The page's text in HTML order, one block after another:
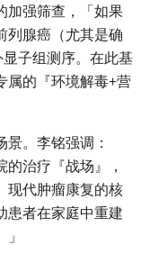
加强筛查，「如果
列腺癌（尤其是确
子组测序。在此基
属的『环境解毒+营
。李铭强调：
的治疗『战场』，
现代肿瘤康复的核
患者在家庭中重建